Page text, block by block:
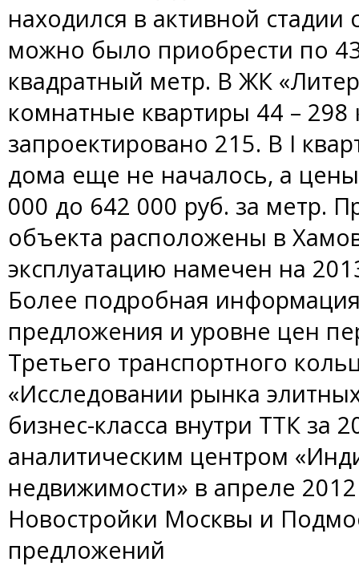
находился в активной стадии
можно было приобрести по
квадратный метр. В ЖК
комнатные квартиры 44 – 298
запроектировано 215. В I
дома еще не началось, а
000 до 642 000 руб. за метр.
объекта расположены в
эксплуатацию намечен на
Более подробная
предложения и уровне цен
Третьего транспортного
«Исследовании рынка
бизнес-класса внутри ТТК за
аналитическим центром
недвижимости» в апреле 2012
Новостройки Москвы и
предложений